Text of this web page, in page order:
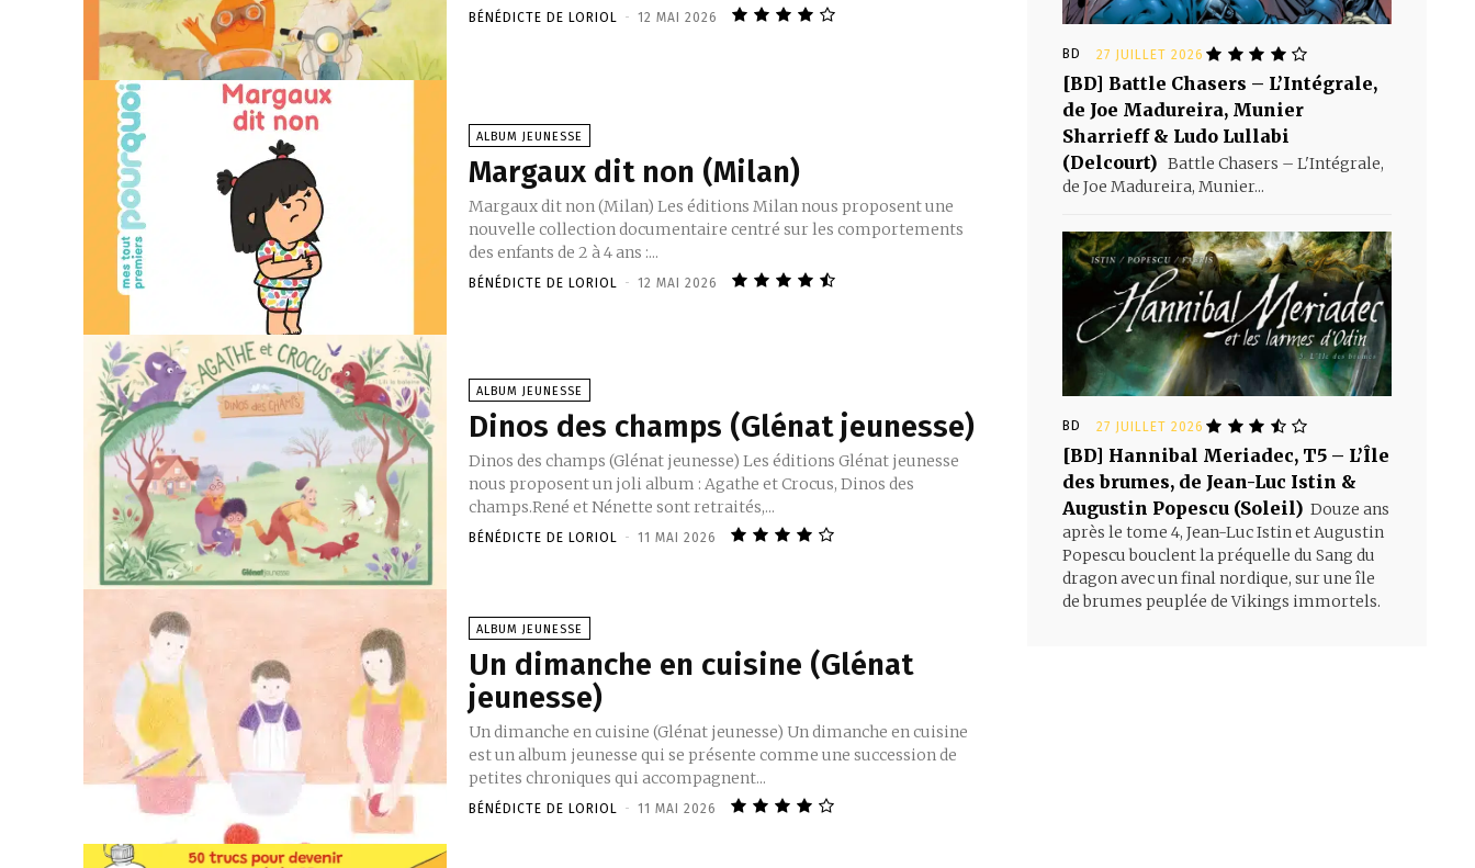
BÉNÉDICTE DE LORIOL - 12 MAI 2026
ALBUM JEUNESSE
Margaux dit non (Milan)
Margaux dit non (Milan) Les éditions Milan nous proposent une
nouvelle collection documentaire centré sur les comportements
des enfants de 2 à 4 ans :...
BÉNÉDICTE DE LORIOL - 12 MAI 2026
ALBUM JEUNESSE
Dinos des champs (Glénat jeunesse)
Dinos des champs (Glénat jeunesse) Les éditions Glénat jeunesse
nous proposent un joli album : Agathe et Crocus, Dinos des
champs.René et Nénette sont retraités,...
BÉNÉDICTE DE LORIOL - 11 MAI 2026
ALBUM JEUNESSE
Un dimanche en cuisine (Glénat
jeunesse)
Un dimanche en cuisine (Glénat jeunesse) Un dimanche en cuisine
est un album jeunesse qui se présente comme une succession de
petites chroniques qui accompagnent...
BÉNÉDICTE DE LORIOL - 11 MAI 2026
BD 27 JUILLET 2026
[BD] Battle Chasers – L’Intégrale,
de Joe Madureira, Munier
Sharrieff & Ludo Lullabi
(Delcourt) Battle Chasers – L'Intégrale,
de Joe Madureira, Munier...
BD 27 JUILLET 2026
[BD] Hannibal Meriadec, T5 – L’Île
des brumes, de Jean-Luc Istin &
Augustin Popescu (Soleil) Douze ans
après le tome 4, Jean-Luc Istin et Augustin
Popescu bouclent la préquelle du Sang du
dragon avec un final nordique, sur une île
de brumes peuplée de Vikings immortels.